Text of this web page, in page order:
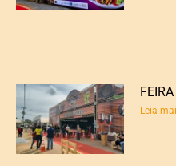
Leia